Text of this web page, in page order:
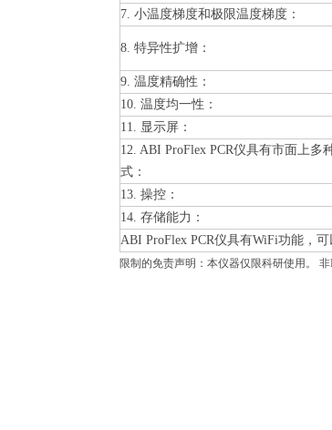
7. 小温度梯度和极限温度梯度：
8. 特异性扩增：
9. 温度精确性：
10. 温度均一性：
11. 显示屏：
12. ABI ProFlex PCR仪具有市面上多
式：
13. 操控：
14. 存储能力：
ABI ProFlex PCR仪具有WiFi功能，
限制的免责声明：本仪器仅限科研使用。